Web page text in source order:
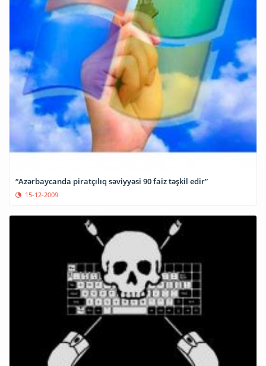
“Azərbaycanda piratçılıq səviyyəsi 90 faiz təşkil edir”
15-12-2009